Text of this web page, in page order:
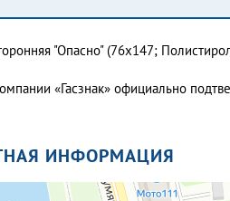
"Опасно" (76х147;
«Гасзнак» официально
ИНФОРМАЦИЯ